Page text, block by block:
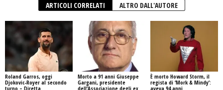
ARTICOLI CORRELATI ALTRO DALL'AUTORE
Roland Garros, oggi
Djokovic-Royer al secondo
turno – Diretta
Morto a 91 anni Giuseppe
Gargani, presidente
dell’Associazione degli ex
È morto Howard Storm, il
regista di ‘Mork & Mindy’:
aveva 94 anni